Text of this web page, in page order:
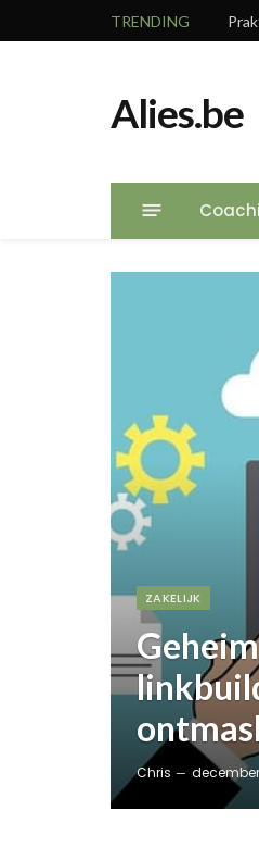
TRENDING
Alies.be
ZAKELIJK
Chris december